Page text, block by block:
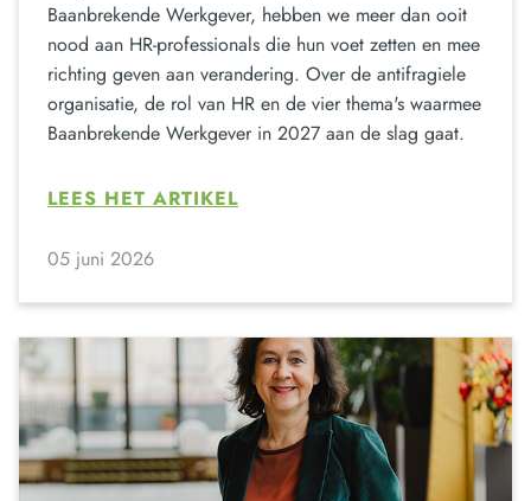
Baanbrekende Werkgever, hebben we meer dan ooit
nood aan HR-professionals die hun voet zetten en mee
richting geven aan verandering. Over de antifragiele
organisatie, de rol van HR en de vier thema's waarmee
Baanbrekende Werkgever in 2027 aan de slag gaat.
LEES HET ARTIKEL
05 juni 2026